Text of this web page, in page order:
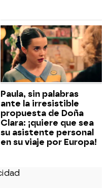
Paula, sin palabras
ante la irresistible
propuesta de Doña
Clara: ¡quiere que sea
su asistente personal
en su viaje por Europa!